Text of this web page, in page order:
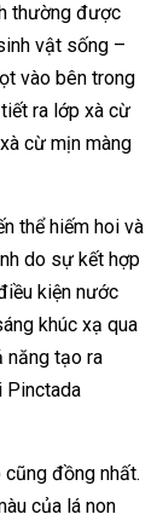
thường được
vật sống –
vào bên trong
ra lớp xà cừ
cừ mịn màng
thể hiếm hoi và
do sự kết hợp
kiện nước
khúc xạ qua
năng tạo ra
Pinctada
đồng nhất.
của lá non